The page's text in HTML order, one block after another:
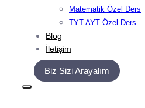
Matematik Özel Ders
TYT-AYT Özel Ders
Blog
İletişim
Biz Sizi Arayalım